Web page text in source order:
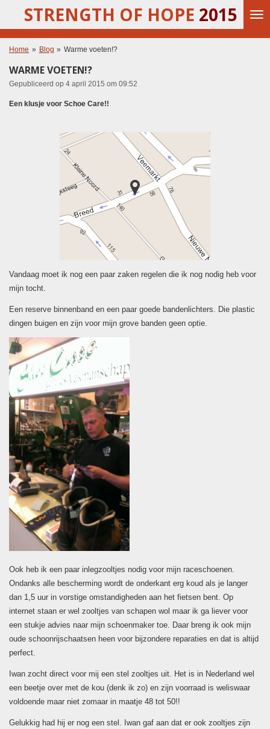
naar
de
STRENGTH OF HOPE 2015
Home » Blog » Warme voeten!?
WARME VOETEN!?
Gepubliceerd op 4 april 2015 om 09:52
Een klusje voor Schoe Care!!
Vandaag moet ik nog een paar zaken regelen die ik nog nodig heb voor
mijn tocht.
Een reserve binnenband en een paar goede bandenlichters. Die plastic
dingen buigen en zijn voor mijn grove banden geen optie.
Ook heb ik een paar inlegzooltjes nodig voor mijn raceschoenen.
Ondanks alle bescherming wordt de onderkant erg koud als je langer
dan 1,5 uur in vorstige omstandigheden aan het fietsen bent. Op
internet staan er wel zooltjes van schapen wol maar ik ga liever voor
een stukje advies naar mijn schoenmaker toe. Daar breng ik ook mijn
oude schoonrijschaatsen heen voor bijzondere reparaties en dat is altijd
perfect.
Iwan zocht direct voor mij een stel zooltjes uit. Het is in Nederland wel
een beetje over met de kou (denk ik zo) en zijn voorraad is weliswaar
voldoende maar niet zomaar in maatje 48 tot 50!!
Gelukkig had hij er nog een stel. Iwan gaf aan dat er ook zooltjes zijn